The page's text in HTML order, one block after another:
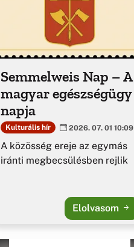
Semmelweis Nap – A
magyar egészségügy
napja
Kulturális hír 2026. 07. 01 10:09
A közösség ereje az egymás
iránti megbecsülésben rejlik
Elolvasom